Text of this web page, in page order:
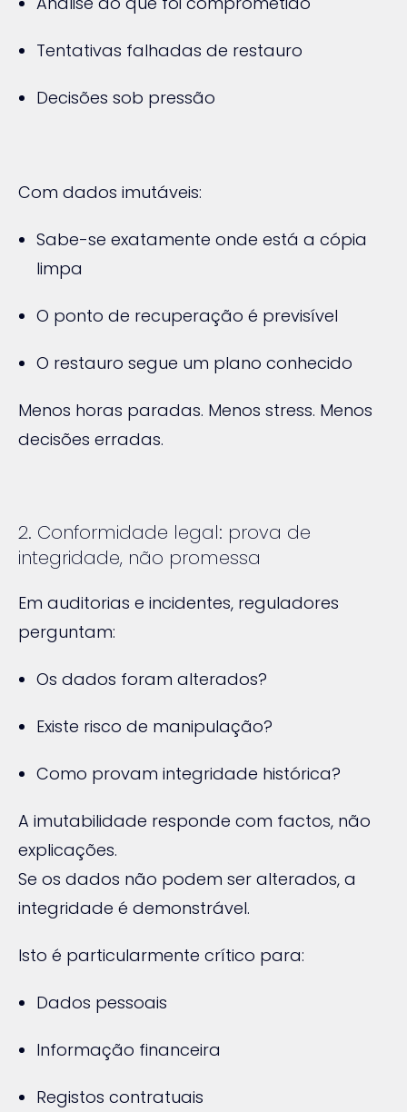
Tentativas falhadas de restauro
Decisões sob pressão
Com dados imutáveis:
Sabe-se exatamente onde está a cópia
limpa
O ponto de recuperação é previsível
O restauro segue um plano conhecido
Menos horas paradas. Menos stress. Menos
decisões erradas.
2. Conformidade legal: prova de
integridade, não promessa
Em auditorias e incidentes, reguladores
perguntam:
Os dados foram alterados?
Existe risco de manipulação?
Como provam integridade histórica?
A imutabilidade responde com factos, não
explicações.
Se os dados não podem ser alterados, a
integridade é demonstrável.
Isto é particularmente crítico para:
Dados pessoais
Informação financeira
Registos contratuais